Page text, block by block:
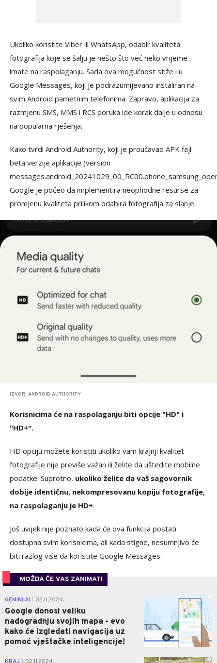
Ukoliko koristite Viber ili WhatsApp, odabir kvaliteta
fotografija koje se šalju je nešto što već neko vrijeme
imate na raspolaganju. Sada ova mogućnost stiže i u
Google Messages, koji je podrazumijevano instaliran na
svim Android pametnim telefonima. Zapravo, aplikacija za
razmjenu SMS, MMS i RCS poruka ide korak dalje u odnosu
na popularna rješenja.
Kako tvrdi Android Authority, koji je proučavao APK fajl
beta verzije aplikacije (version
Google je počeo da implementira neophodne resurse za
promjenu kvaliteta prilikom odabira fotografija za slanje.
IZVOR: ANDROID AUTHORITY
Korisnicima će na raspolaganju biti opcije "HD" i
"HD+".
HD opciju možete koristiti ukoliko vam krajnji kvalitet
fotografije nije previše važan ili želite da uštedite mobilne
podatke. Suprotno, ukoliko želite da vaš sagovornik
dobije identičnu, nekompresovanu kopiju fotografije,
na raspolaganju je HD+.
Još uvijek nije poznato kada će ova funkcija postati
dostupna svim korisnicima, ali kada stigne, nesumnjivo će
biti razlog više da koristite Google Messages.
MOŽDA ĆE VAS ZANIMATI
GEMINI AI 02.11.2024.
Google donosi veliku
nadogradnju svojih mapa - evo
kako će izgledati navigacija uz
pomoć vještačke inteligencije!
0
0